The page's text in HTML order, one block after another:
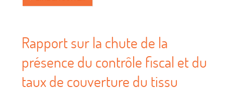
Rapport sur la chute de la
présence du contrôle fiscal et du
taux de couverture du tissu